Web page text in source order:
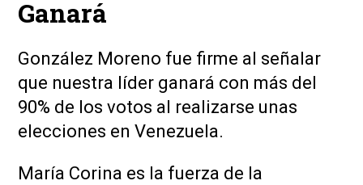
Ganará
González Moreno fue firme al señalar
que nuestra líder ganará con más del
90% de los votos al realizarse unas
elecciones en Venezuela.
María Corina es la fuerza de la